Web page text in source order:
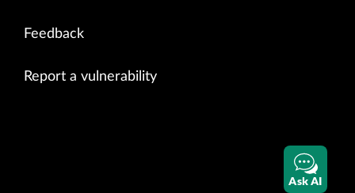
Feedback
Report a vulnerability
Ask AI